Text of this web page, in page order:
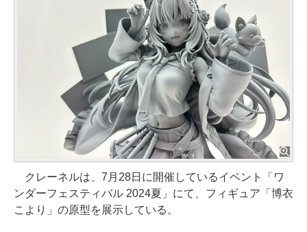
クレーネルは、7月28日に開催しているイベント「ワ
ンダーフェスティバル 2024夏」にて、フィギュア「博衣
こより」の原型を展示している。